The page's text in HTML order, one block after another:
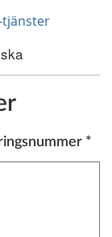
tjänster